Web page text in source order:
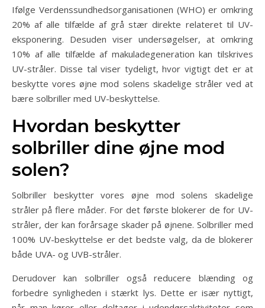
Ifølge Verdenssundhedsorganisationen (WHO) er omkring
20% af alle tilfælde af grå stær direkte relateret til UV-
eksponering. Desuden viser undersøgelser, at omkring
10% af alle tilfælde af makuladegeneration kan tilskrives
UV-stråler. Disse tal viser tydeligt, hvor vigtigt det er at
beskytte vores øjne mod solens skadelige stråler ved at
bære solbriller med UV-beskyttelse.
Hvordan beskytter
solbriller dine øjne mod
solen?
Solbriller beskytter vores øjne mod solens skadelige
stråler på flere måder. For det første blokerer de for UV-
stråler, der kan forårsage skader på øjnene. Solbriller med
100% UV-beskyttelse er det bedste valg, da de blokerer
både UVA- og UVB-stråler.
Derudover kan solbriller også reducere blænding og
forbedre synligheden i stærkt lys. Dette er især nyttigt,